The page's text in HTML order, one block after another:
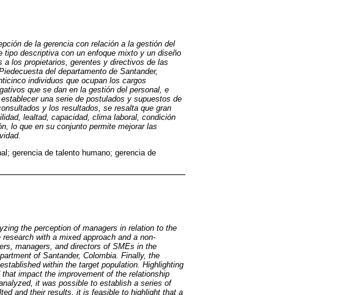
de la gerencia con relación a la gestión del
descriptiva con un enfoque mixto y un diseño
los propietarios, gerentes y directivos de las
del departamento de Santander,
individuos que ocupan los cargos
que se dan en la gestión del personal, e
una serie de postulados y supuestos de
y los resultados, se resalta que gran
lealtad, capacidad, clima laboral, condición
lo que en su conjunto permite mejorar las
gerencia de talento humano; gerencia de
the perception of managers in relation to the
with a mixed approach and a non-
managers, and directors of SMEs in the
of Santander, Colombia. Finally, the
within the target population. Highlighting
impact the improvement of the relationship
it was possible to establish a series of
and their results, it is feasible to highlight that a